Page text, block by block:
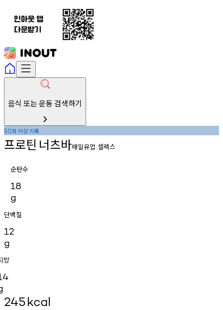
음식 또는 운동 검색하기
50회 이상기록
프로틴 너츠바매일유업 셀렉스
순탄수
18
g
단백질
12
g
방
245kcal